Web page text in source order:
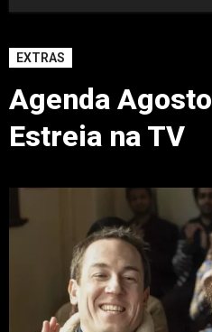
EXTRAS
Agenda
Estreia na TV